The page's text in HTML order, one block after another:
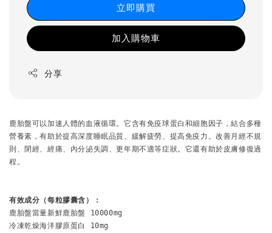
立即購買
加入購物車
分享
鹿胎盤可以加速人體的血液循環。它含有免疫球蛋白和細胞因子，結合多種
營養素，有助於提高深度睡眠品質、緩解疲勞、提高免疫力。改善月經不規
則、閉經、經痛、內分泌失調、更年期不適等症狀。它還有助於皮膚修復過
程。
有效成分（每粒膠囊含）：
鹿胎盤當量新鮮鹿胎盤 10000mg
冷凍乾燥海洋膠原蛋白 10mg